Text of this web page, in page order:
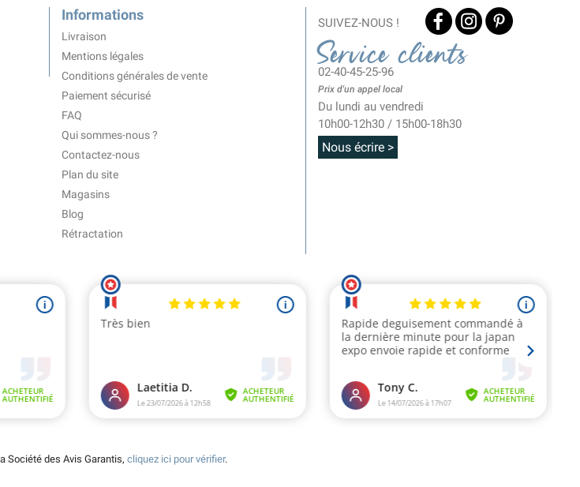
Informations
Livraison
Mentions légales
Conditions générales de vente
Paiement sécurisé
FAQ
Qui sommes-nous ?
Contactez-nous
Plan du site
Magasins
Blog
Rétractation
SUIVEZ-NOUS !
Service clients
02-40-45-25-96
Prix d'un appel local
Du lundi au vendredi
10h00-12h30 / 15h00-18h30
Nous écrire >
Société des Avis Garantis, cliquez ici pour vérifier.